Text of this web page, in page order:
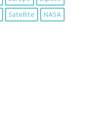
NASA
Satellite